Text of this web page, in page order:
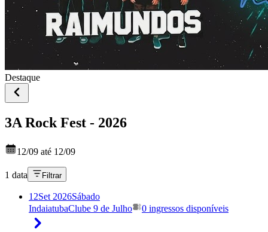
Destaque
3A Rock Fest - 2026
12/09 até 12/09
1 data Filtrar
12Set 2026Sábado
IndaiatubaClube 9 de Julho 0 ingressos disponíveis